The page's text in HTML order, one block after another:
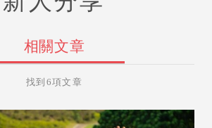
相關文章
找到6項文章